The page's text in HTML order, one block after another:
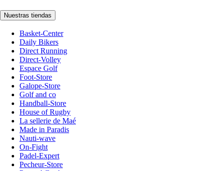
Nuestras tiendas
Basket-Center
Daily Bikers
Direct Running
Direct-Volley
Espace Golf
Foot-Store
Galope-Store
Golf and co
Handball-Store
House of Rugby
La sellerie de Maé
Made in Paradis
Nauti-wave
On-Fight
Padel-Expert
Pecheur-Store